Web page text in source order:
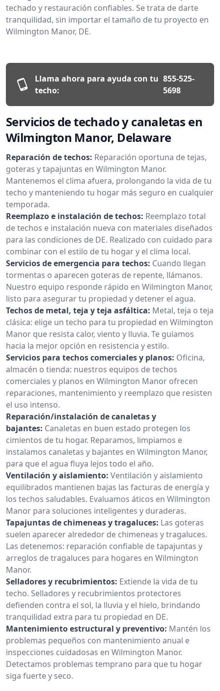
techado y restauración confiables. Se trata de darte
tranquilidad, sin importar el tamaño de tu proyecto en
Wilmington Manor, DE.
Llama ahora para ayuda con tu
techo:
855-525-
5698
Servicios de techado y canaletas en
Wilmington Manor, Delaware
Reparación de techos: Reparación oportuna de tejas,
goteras y tapajuntas en Wilmington Manor.
Mantenemos el clima afuera, prolongando la vida de tu
techo y manteniendo tu hogar más seguro en cualquier
temporada.
Reemplazo e instalación de techos: Reemplazo total
de techos e instalación nueva con materiales diseñados
para las condiciones de DE. Realizado con cuidado para
combinar con el estilo de tu hogar y el clima local.
Servicios de emergencia para techos: Cuando llegan
tormentas o aparecen goteras de repente, llámanos.
Nuestro equipo responde rápido en Wilmington Manor,
listo para asegurar tu propiedad y detener el agua.
Techos de metal, teja y teja asfáltica: Metal, teja o teja
clásica: elige un techo para tu propiedad en Wilmington
Manor que resista calor, viento y lluvia. Te guiamos
hacia la mejor opción en resistencia y estilo.
Servicios para techos comerciales y planos: Oficina,
almacén o tienda: nuestros equipos de techos
comerciales y planos en Wilmington Manor ofrecen
reparaciones, mantenimiento y reemplazo que resisten
el uso intenso.
Reparación/instalación de canaletas y
bajantes: Canaletas en buen estado protegen los
cimientos de tu hogar. Reparamos, limpiamos e
instalamos canaletas y bajantes en Wilmington Manor,
para que el agua fluya lejos todo el año.
Ventilación y aislamiento: Ventilación y aislamiento
equilibrados mantienen bajas las facturas de energía y
los techos saludables. Evaluamos áticos en Wilmington
Manor para soluciones inteligentes y duraderas.
Tapajuntas de chimeneas y tragaluces: Las goteras
suelen aparecer alrededor de chimeneas y tragaluces.
Las detenemos: reparación confiable de tapajuntas y
arreglos de tragaluces para hogares en Wilmington
Manor.
Selladores y recubrimientos: Extiende la vida de tu
techo. Selladores y recubrimientos protectores
defienden contra el sol, la lluvia y el hielo, brindando
tranquilidad extra para tu propiedad en DE.
Mantenimiento estructural y preventivo: Mantén los
problemas pequeños con mantenimiento anual e
inspecciones cuidadosas en Wilmington Manor.
Detectamos problemas temprano para que tu hogar
siga fuerte y seco.